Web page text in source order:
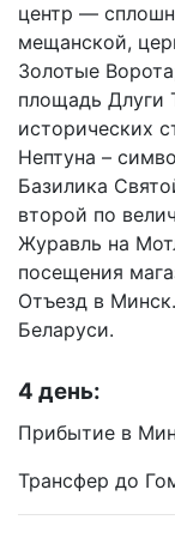
центр —
мещанской,
Золотые
площадь Длуги
исторических
Нептуна –
Базилика
второй по
Журавль на
посещения
Отъезд в
Беларуси.
4 день:
Прибытие в
Трансфер до